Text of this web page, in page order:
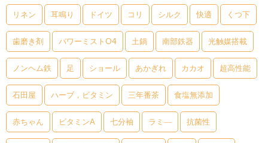
リネン 耳鳴り ドイツ コリ シルク 快適 くつ下
歯磨き剤 パワーミストO4 土鍋 南部鉄器 光触媒搭載
ノンヘム鉄 足 ショール あかぎれ カカオ 超高性能
石田屋 ハーブ，ビタミン 三年番茶 食塩無添加
赤ちゃん ビタミンA 七分袖 ラミ― 抗菌性